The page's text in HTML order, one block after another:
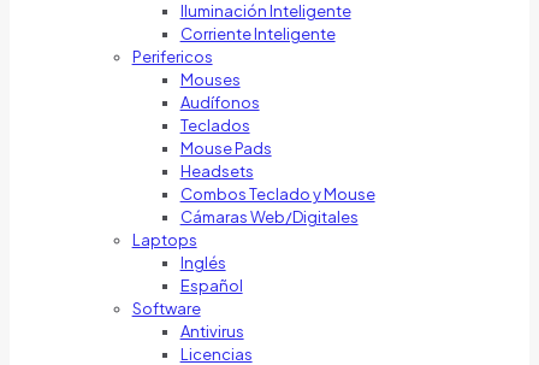
Iluminación Inteligente
Corriente Inteligente
Perifericos
Mouses
Audífonos
Teclados
Mouse Pads
Headsets
Combos Teclado y Mouse
Cámaras Web/Digitales
Laptops
Inglés
Español
Software
Antivirus
Licencias